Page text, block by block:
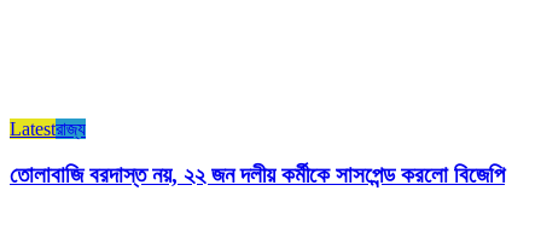
Latestরাজ্য​
তোলাবাজি বরদাস্ত নয়, ২২ জন দলীয় কর্মীকে সাসপেন্ড করলো বিজেপি